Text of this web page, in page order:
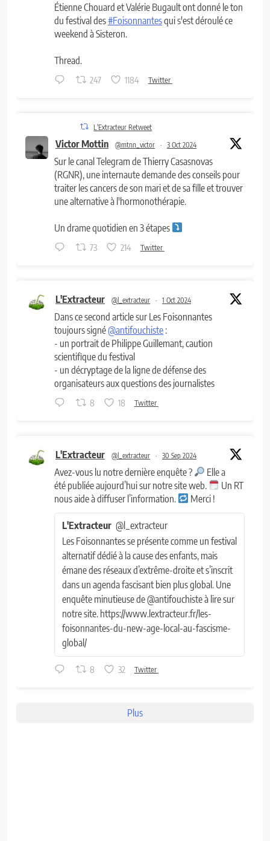
Étienne Chouard et Valérie Bugault ont donné le ton
du festival des#Foisonnantesqui s'est déroulé ce
weekend à Sisteron.
Thread.
247 1184 Twitter
L'Extracteur Retweet
Victor Mottin @mtnn_victor · 3 Oct 2024
Sur le canal Telegram de Thierry Casasnovas
(RGNR), une internaute demande des conseils pour
traiter les cancers de son mari et de sa fille et trouver
une alternative à l'hormonothérapie.
Un drame quotidien en 3 étapes
73 214 Twitter
L'Extracteur @l_extracteur · 1 Oct 2024
Dans ce second article sur Les Foisonnantes
toujours signé@antifouchiste :
- un portrait de Philippe Guillemant, caution
scientifique du festival
- un décryptage de la ligne de défense des
organisateurs aux questions des journalistes
8 18 Twitter
L'Extracteur @l_extracteur · 30 Sep 2024
Avez-vous lu notre dernière enquête ?
Elle a
été publiée aujourd’hui sur notre site web.
Un RT
nous aide à diffuser l’information.
Merci !
L'Extracteur @l_extracteur
Les Foisonnantes se présente comme un festival
alternatif dédié à la cause des enfants, mais
émane des réseaux d’extrême-droite et s’inscrit
dans un agenda fascisant bien plus global. Une
enquête minutieuse de @antifouchiste à lire sur
notre site. https://www.lextracteur.fr/les-
foisonnantes-du-new-age-local-au-fascisme-
global/
8 32 Twitter
Plus